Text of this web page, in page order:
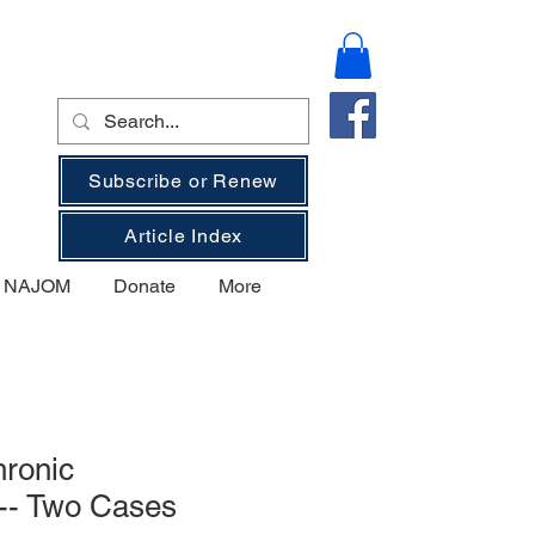
Subscribe or Renew
Article Index
Donate More
Two Cases